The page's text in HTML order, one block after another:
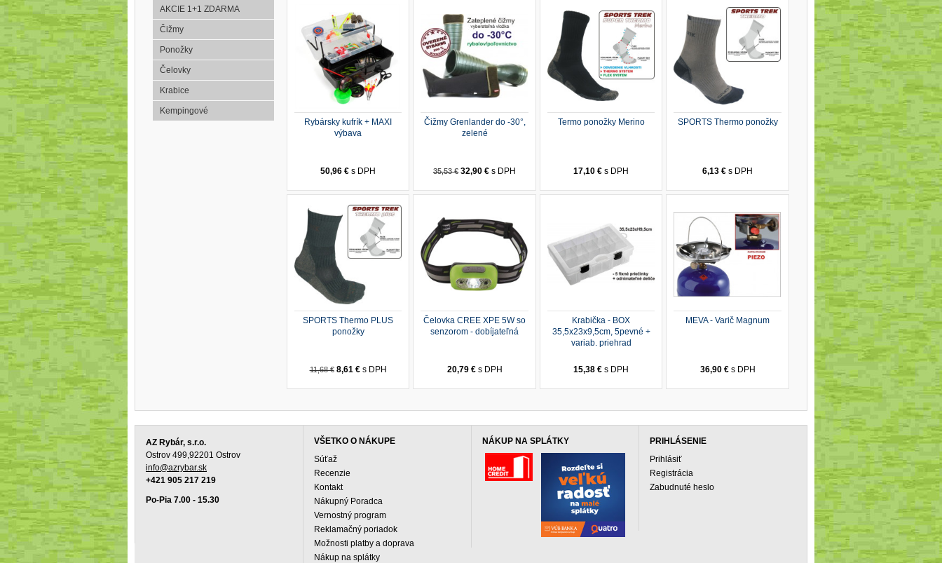
AKCIE 1+1 ZDARMA
Čižmy
Ponožky
Čelovky
Krabice
Kempingové
Rybársky kufrík + MAXI
výbava
50,96 € s DPH
Čižmy Grenlander do -30°,
zelené
35,53 € 32,90 € s DPH
Termo ponožky Merino
17,10 € s DPH
SPORTS Thermo ponožky
6,13 € s DPH
SPORTS Thermo PLUS
ponožky
11,68 € 8,61 € s DPH
Čelovka CREE XPE 5W so
senzorom - dobíjateľná
20,79 € s DPH
Krabička - BOX
35,5x23x9,5cm, 5pevné +
variab. priehrad
15,38 € s DPH
MEVA - Varič Magnum
36,90 € s DPH
AZ Rybár, s.r.o.
Ostrov 499,92201 Ostrov
info@azrybar.sk
+421 905 217 219
Po-Pia 7.00 - 15.30
VŠETKO O NÁKUPE
Súťaž
Recenzie
Kontakt
Nákupný Poradca
Vernostný program
Reklamačný poriadok
Možnosti platby a doprava
Nákup na splátky
NÁKUP NA SPLÁTKY
PRIHLÁSENIE
Prihlásiť
Registrácia
Zabudnuté heslo